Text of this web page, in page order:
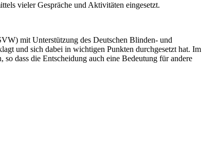
vieler Gespräche und Aktivitäten eingesetzt.
mit Unterstützung des Deutschen Blinden- und
und sich dabei in wichtigen Punkten durchgesetzt hat. Im
dass die Entscheidung auch eine Bedeutung für andere